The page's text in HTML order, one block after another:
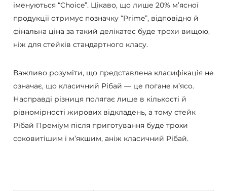
іменуються “Choice”. Цікаво, що лише 20% м’ясної
продукції отримує позначку “Prime”, відповідно й
фінальна ціна за такий делікатес буде трохи вищою,
ніж для стейків стандартного класу.
Важливо розуміти, що представлена класифікація не
означає, що класичний Рібай — це погане м’ясо.
Насправді різниця полягає лише в кількості й
рівномірності жирових відкладень, а тому стейк
Рібай Преміум після приготування буде трохи
соковитішим і м’якшим, аніж класичний Рібай.